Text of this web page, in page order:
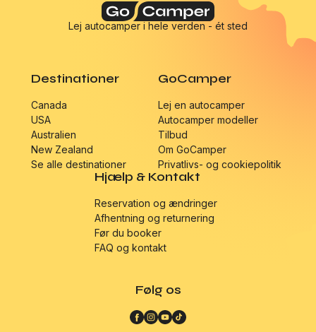
Lej autocamper i hele verden - ét sted
Destinationer
Canada
USA
Australien
New Zealand
Se alle destinationer
GoCamper
Lej en autocamper
Autocamper modeller
Tilbud
Om GoCamper
Privatlivs- og cookiepolitik
Hjælp & Kontakt
Reservation og ændringer
Afhentning og returnering
Før du booker
FAQ og kontakt
Følg os
Facebook
Instagram
YouTube
TikTok